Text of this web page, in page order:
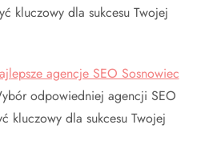
kluczowy dla sukcesu Twojej
agencje SEO Sosnowiec
odpowiedniej agencji SEO
kluczowy dla sukcesu Twojej